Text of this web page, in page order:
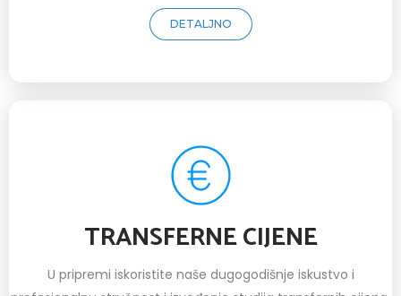
DETALJNO
TRANSFERNE CIJENE
U pripremi iskoristite naše dugogodišnje iskustvo i